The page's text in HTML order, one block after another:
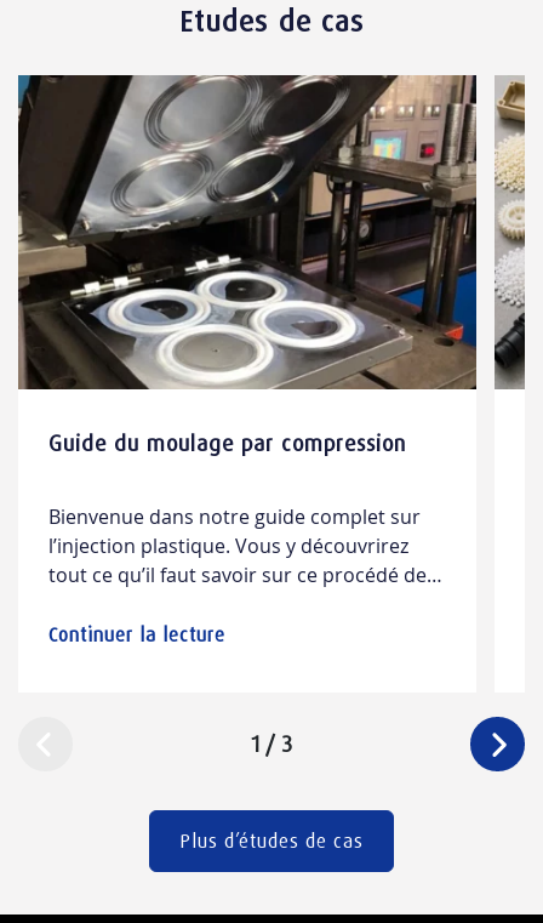
Etudes de cas
Guide du moulage par compression
Bienvenue dans notre guide complet sur
l’injection plastique. Vous y découvrirez
tout ce qu’il faut savoir sur ce procédé de
applications contemporaines, ainsi que les
Continuer la lecture
1 / 3
Plus d’études de cas